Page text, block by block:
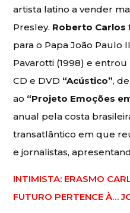
artista latino a vender
Presley. Roberto Carlos
para o Papa João Paulo
Pavarotti (1998) e
CD e DVD “Acústico”,
ao “Projeto Emoções
anual pela costa
transatlântico em que
e jornalistas,
INTIMISTA: ERASMO
FUTURO PERTENCE À…